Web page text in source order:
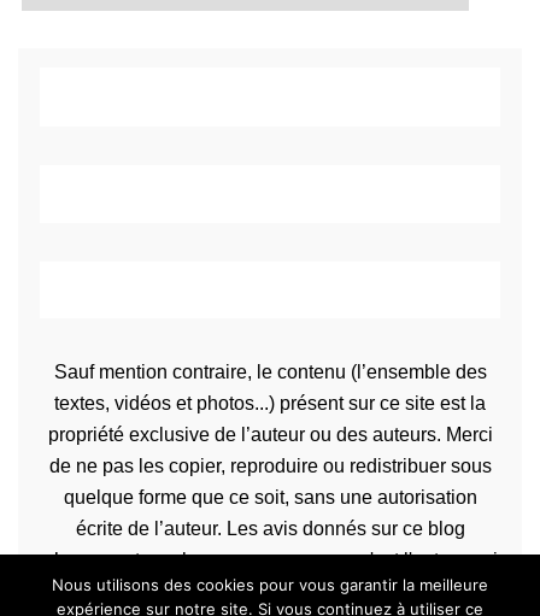
Sauf mention contraire, le contenu (l’ensemble des
textes, vidéos et photos...) présent sur ce site est la
propriété exclusive de l’auteur ou des auteurs. Merci
de ne pas les copier, reproduire ou redistribuer sous
quelque forme que ce soit, sans une autorisation
écrite de l’auteur. Les avis donnés sur ce blog
n’engagent que la propre personne qu'est l'auteur qui
les rédige.
Nous utilisons des cookies pour vous garantir la meilleure
expérience sur notre site. Si vous continuez à utiliser ce